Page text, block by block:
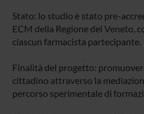
Stato: lo studio è stato pre-
ECM della Regione del Veneto,
ciascun farmacista partecipante.
Finalità del progetto:
cittadino attraverso la
percorso sperimentale di